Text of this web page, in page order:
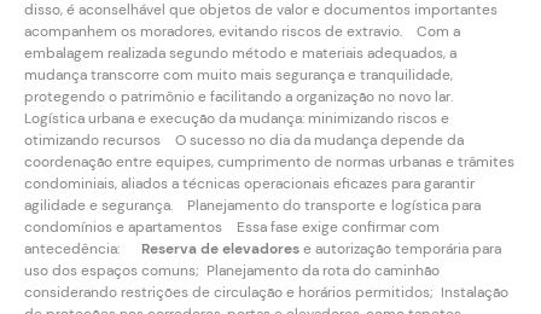
disso, é aconselhável que objetos de valor e documentos importantes
acompanhem os moradores, evitando riscos de extravio. Com a
embalagem realizada segundo método e materiais adequados, a
mudança transcorre com muito mais segurança e tranquilidade,
protegendo o patrimônio e facilitando a organização no novo lar.
Logística urbana e execução da mudança: minimizando riscos e
otimizando recursos O sucesso no dia da mudança depende da
coordenação entre equipes, cumprimento de normas urbanas e trâmites
condominiais, aliados a técnicas operacionais eficazes para garantir
agilidade e segurança. Planejamento do transporte e logística para
condomínios e apartamentos Essa fase exige confirmar com
antecedência: Reserva de elevadorese autorização temporária para
uso dos espaços comuns; Planejamento da rota do caminhão
considerando restrições de circulação e horários permitidos; Instalação